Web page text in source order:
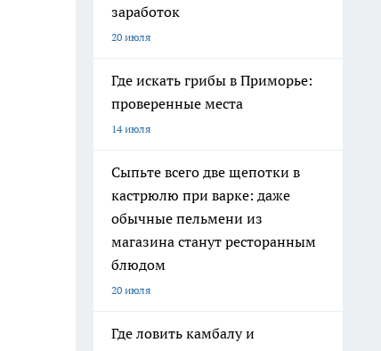
заработок
20 июля
Где искать грибы в Приморье:
проверенные места
14 июля
Сыпьте всего две щепотки в
кастрюлю при варке: даже
обычные пельмени из
магазина станут ресторанным
блюдом
20 июля
Где ловить камбалу и